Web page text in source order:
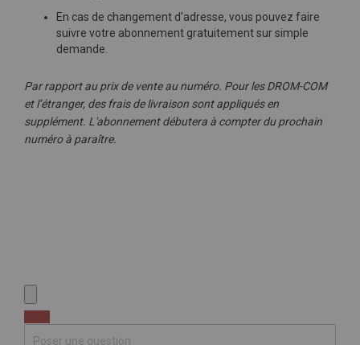
En cas de changement d'adresse, vous pouvez faire
suivre votre abonnement gratuitement sur simple
demande.
Par rapport au prix de vente au numéro. Pour les DROM-COM
et l’étranger, des frais de livraison sont appliqués en
supplément. L'abonnement débutera à compter du prochain
numéro à paraître.